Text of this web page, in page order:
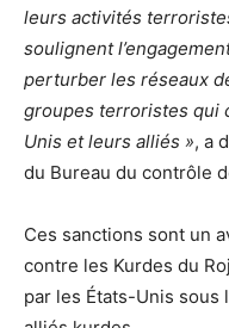
leurs activités
soulignent
perturber les réseaux
groupes terroristes qui
Unis et leurs alliés », a
du Bureau du contrôle
Ces sanctions sont un
contre les Kurdes du
par les États-Unis sous